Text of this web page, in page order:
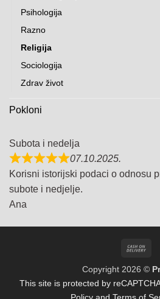
Psihologija
Razno
Religija
Sociologija
Zdrav život
Pokloni
Subota i nedelja
07.10.2025.
Korisni istorijski podaci o odnosu
subote i nedjelje.
Ana
Copyright 2026 ©
This site is protected by